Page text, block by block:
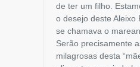
de ter um filho.
o desejo deste Aleixo
se chamava o
Serão precisamente
milagrosas desta